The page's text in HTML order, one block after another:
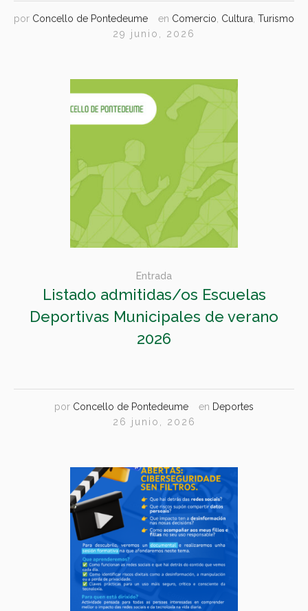
por Concello de Pontedeume en Comercio Cultura Turismo
29 junio, 2026
Entrada
Listado admitidas/os Escuelas
Deportivas Municipales de verano
2026
por Concello de Pontedeume en Deportes
26 junio, 2026